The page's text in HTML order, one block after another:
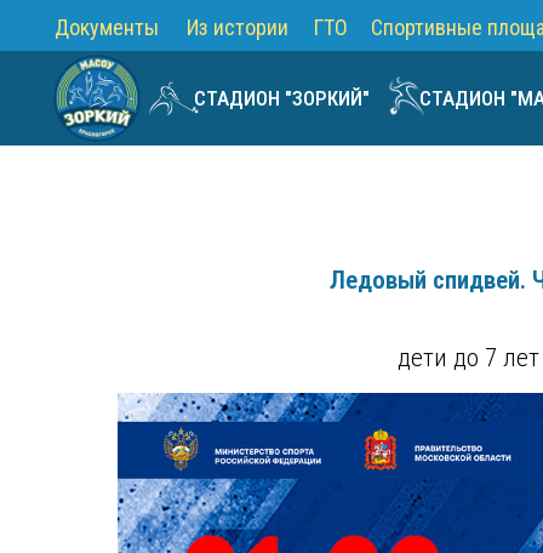
СТАДИОН "ЗОРКИЙ" СТАДИОН
Документы Из истории ГТО Спортивные
Ледовый спидвей.
дети до 7